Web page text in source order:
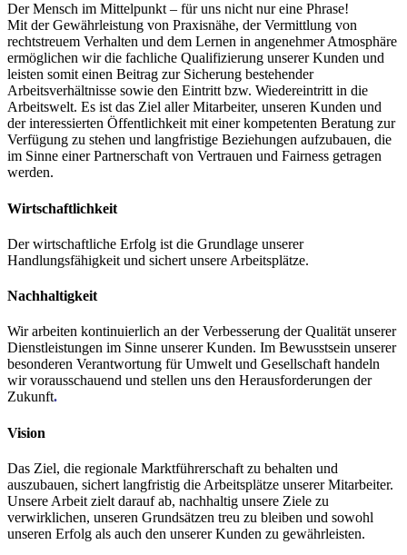
Der Mensch im Mittelpunkt – für uns nicht nur eine Phrase!
Mit der Gewährleistung von Praxisnähe, der Vermittlung von
rechtstreuem Verhalten und dem Lernen in angenehmer Atmosphäre
ermöglichen wir die fachliche Qualifizierung unserer Kunden und
leisten somit einen Beitrag zur Sicherung bestehender
Arbeitsverhältnisse sowie den Eintritt bzw. Wiedereintritt in die
Arbeitswelt. Es ist das Ziel aller Mitarbeiter, unseren Kunden und
der interessierten Öffentlichkeit mit einer kompetenten Beratung zur
Verfügung zu stehen und langfristige Beziehungen aufzubauen, die
im Sinne einer Partnerschaft von Vertrauen und Fairness getragen
werden.
Wirtschaftlichkeit
Der wirtschaftliche Erfolg ist die Grundlage unserer
Handlungsfähigkeit und sichert unsere Arbeitsplätze.
Nachhaltigkeit
Wir arbeiten kontinuierlich an der Verbesserung der Qualität unserer
Dienstleistungen im Sinne unserer Kunden. Im Bewusstsein unserer
besonderen Verantwortung für Umwelt und Gesellschaft handeln
wir vorausschauend und stellen uns den Herausforderungen der
Zukunft.
Vision
Das Ziel, die regionale Marktführerschaft zu behalten und
auszubauen, sichert langfristig die Arbeitsplätze unserer Mitarbeiter.
Unsere Arbeit zielt darauf ab, nachhaltig unsere Ziele zu
verwirklichen, unseren Grundsätzen treu zu bleiben und sowohl
unseren Erfolg als auch den unserer Kunden zu gewährleisten.